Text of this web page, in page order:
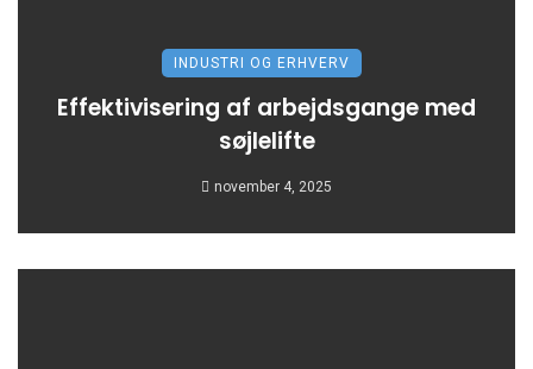
INDUSTRI OG ERHVERV
Effektivisering af arbejdsgange med
søjlelifte
november 4, 2025